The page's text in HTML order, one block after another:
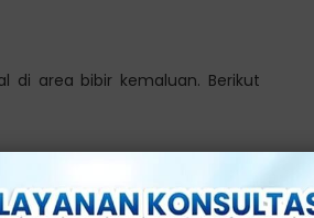
di area bibir kemaluan. Berikut